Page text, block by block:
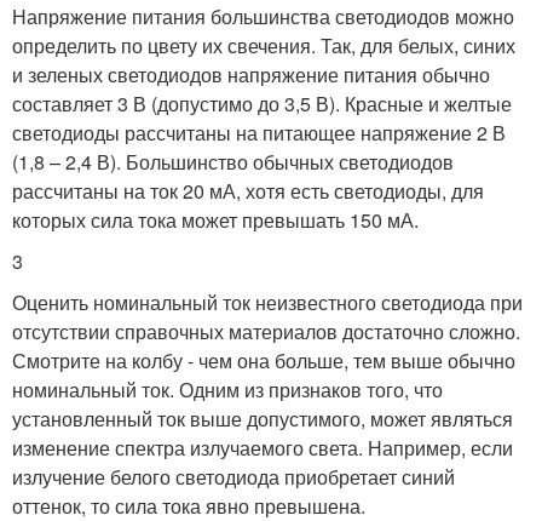
Напряжение питания большинства светодиодов можно
определить по цвету их свечения. Так, для белых, синих
и зеленых светодиодов напряжение питания обычно
составляет 3 В (допустимо до 3,5 В). Красные и желтые
светодиоды рассчитаны на питающее напряжение 2 В
(1,8 – 2,4 В). Большинство обычных светодиодов
рассчитаны на ток 20 мА, хотя есть светодиоды, для
которых сила тока может превышать 150 мА.
3
Оценить номинальный ток неизвестного светодиода при
отсутствии справочных материалов достаточно сложно.
Смотрите на колбу - чем она больше, тем выше обычно
номинальный ток. Одним из признаков того, что
установленный ток выше допустимого, может являться
изменение спектра излучаемого света. Например, если
излучение белого светодиода приобретает синий
оттенок, то сила тока явно превышена.